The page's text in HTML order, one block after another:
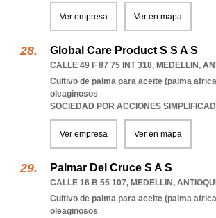
Ver empresa Ver en mapa
Global Care Product S S A S
CALLE 49 F 87 75 INT 318, MEDELLIN,
Cultivo de palma para aceite (palma
oleaginosos
SOCIEDAD POR ACCIONES
Ver empresa Ver en mapa
Palmar Del Cruce S A S
CALLE 16 B 55 107, MEDELLIN,
Cultivo de palma para aceite (palma
oleaginosos